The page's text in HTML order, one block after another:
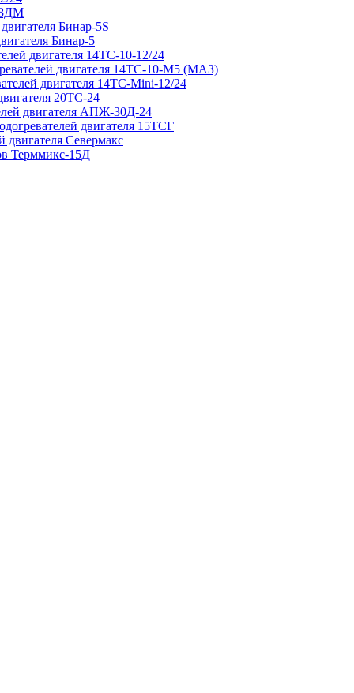
8ДМ
Бинар-5S
Бинар-5
двигателя 14ТС-10-12/24
двигателя 14ТС-10-М5 (МАЗ)
двигателя 14ТС-Mini-12/24
20ТС-24
двигателя АПЖ-30Д-24
двигателя 15ТСГ
двигателя Севермакс
Терммикс-15Д